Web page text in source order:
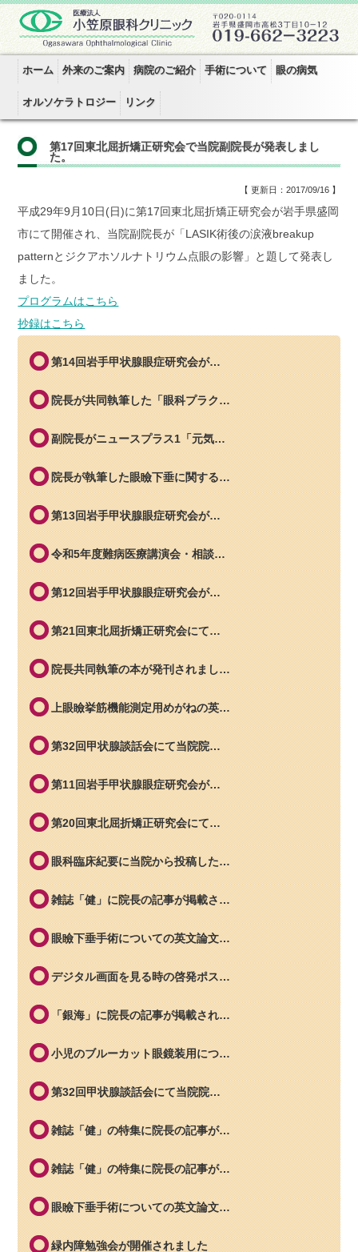
ホーム 外来のご案内 病院のご紹介 手術について 眼の病気
オルソケラトロジー リンク
第17回東北屈折矯正研究会で当院副院長が発表しまし
た。
【 更新日：2017/09/16 】
平成29年9月10日(日)に第17回東北屈折矯正研究会が岩手県盛岡
市にて開催され、当院副院長が「LASIK術後の涙液breakup
patternとジクアホソルナトリウム点眼の影響」と題して発表し
ました。
プログラムはこちら
抄録はこちら
第14回岩手甲状腺眼症研究会が…
院長が共同執筆した「眼科プラク…
副院長がニュースプラス1「元気…
院長が執筆した眼瞼下垂に関する…
第13回岩手甲状腺眼症研究会が…
令和5年度難病医療講演会・相談…
第12回岩手甲状腺眼症研究会が…
第21回東北屈折矯正研究会にて…
院長共同執筆の本が発刊されまし…
上眼瞼挙筋機能測定用めがねの英…
第32回甲状腺談話会にて当院院…
第11回岩手甲状腺眼症研究会が…
第20回東北屈折矯正研究会にて…
眼科臨床紀要に当院から投稿した…
雑誌「健」に院長の記事が掲載さ…
眼瞼下垂手術についての英文論文…
デジタル画面を見る時の啓発ポス…
「銀海」に院長の記事が掲載され…
小児のブルーカット眼鏡装用につ…
第32回甲状腺談話会にて当院院…
雑誌「健」の特集に院長の記事が…
雑誌「健」の特集に院長の記事が…
眼瞼下垂手術についての英文論文…
緑内障勉強会が開催されました